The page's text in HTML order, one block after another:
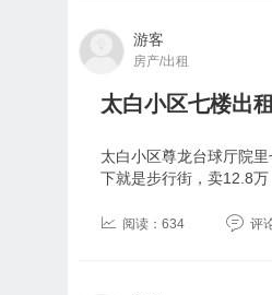
游客
房产/出租
太白小区七楼出租
太白小区尊龙台球厅院
下就是步行街，卖12.8万
阅读：634 评